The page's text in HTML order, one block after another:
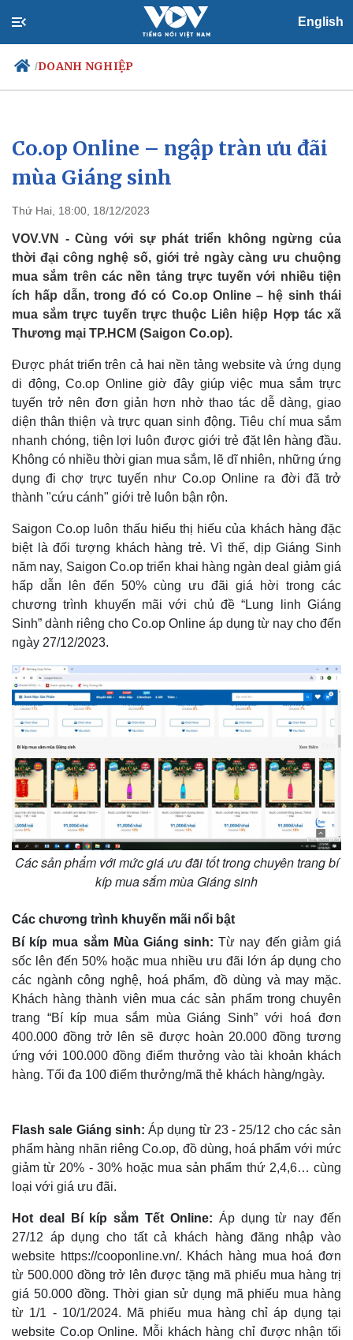
English
/DOANH NGHIỆP
Chính trị
Đảng
Tổ chức nhân sự
Nhận diện sự thật
Xã hội
Việc làm
Biển đảo
Quan sát
Cuộc sống đó đây
Hồ sơ
Video
Ảnh
E-Magazine
Co.op Online – ngập tràn ưu đãi
mùa Giáng sinh
Thứ Hai, 18:00, 18/12/2023
VOV.VN - Cùng với sự phát triển không ngừng của
thời đại công nghệ số, giới trẻ ngày càng ưu chuộng
mua sắm trên các nền tảng trực tuyến với nhiều tiện
ích hấp dẫn, trong đó có Co.op Online – hệ sinh thái
mua sắm trực tuyến trực thuộc Liên hiệp Hợp tác xã
Thương mại TP.HCM (Saigon Co.op).
Được phát triển trên cả hai nền tảng website và ứng dụng
di động, Co.op Online giờ đây giúp việc mua sắm trực
tuyến trở nên đơn giản hơn nhờ thao tác dễ dàng, giao
diện thân thiện và trực quan sinh động. Tiêu chí mua sắm
nhanh chóng, tiện lợi luôn được giới trẻ đặt lên hàng đầu.
Không có nhiều thời gian mua sắm, lẽ dĩ nhiên, những ứng
dụng đi chợ trực tuyến như Co.op Online ra đời đã trở
thành "cứu cánh" giới trẻ luôn bận rộn.
Saigon Co.op luôn thấu hiểu thị hiếu của khách hàng đặc
biệt là đối tượng khách hàng trẻ. Vì thế, dịp Giáng Sinh
năm nay, Saigon Co.op triển khai hàng ngàn deal giảm giá
hấp dẫn lên đến 50% cùng ưu đãi giá hời trong các
chương trình khuyến mãi với chủ đề “Lung linh Giáng
Sinh” dành riêng cho Co.op Online áp dụng từ nay cho đến
ngày 27/12/2023.
Các sản phẩm với mức giá ưu đãi tốt trong chuyên trang bí
kíp mua sắm mùa Giáng sinh
Các chương trình khuyến mãi nổi bật
Bí kíp mua sắm Mùa Giáng sinh: Từ nay đến giảm giá
sốc lên đến 50% hoặc mua nhiều ưu đãi lớn áp dụng cho
các ngành công nghệ, hoá phẩm, đồ dùng và may mặc.
Khách hàng thành viên mua các sản phẩm trong chuyên
trang “Bí kíp mua sắm mùa Giáng Sinh” với hoá đơn
400.000 đồng trở lên sẽ được hoàn 20.000 đồng tương
ứng với 100.000 đồng điểm thưởng vào tài khoản khách
hàng. Tối đa 100 điểm thưởng/mã thẻ khách hàng/ngày.
Flash sale Giáng sinh: Áp dụng từ 23 - 25/12 cho các sản
phẩm hàng nhãn riêng Co.op, đồ dùng, hoá phẩm với mức
giảm từ 20% - 30% hoặc mua sản phẩm thứ 2,4,6… cùng
loại với giá ưu đãi.
Hot deal Bí kíp sắm Tết Online: Áp dụng từ nay đến
27/12 áp dụng cho tất cả khách hàng đăng nhập vào
website https://cooponline.vn/. Khách hàng mua hoá đơn
từ 500.000 đồng trở lên được tặng mã phiếu mua hàng trị
giá 50.000 đồng. Thời gian sử dụng mã phiếu mua hàng
từ 1/1 - 10/1/2024. Mã phiếu mua hàng chỉ áp dụng tại
website Co.op Online. Mỗi khách hàng chỉ được nhận tối